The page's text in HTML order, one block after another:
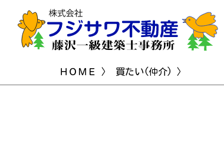
ＨＯＭＥ 〉 買たい(仲介) 〉